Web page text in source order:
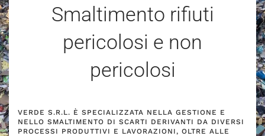
Smaltimento rifiuti
pericolosi e non
pericolosi
VERDE S.R.L. È SPECIALIZZATA NELLA GESTIONE E
NELLO SMALTIMENTO DI SCARTI DERIVANTI DA DIVERSI
PROCESSI PRODUTTIVI E LAVORAZIONI, OLTRE ALLE